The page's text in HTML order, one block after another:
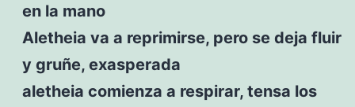
en la mano
Aletheia va a reprimirse, pero se deja fluir
y gruñe, exasperada
aletheia comienza a respirar, tensa los